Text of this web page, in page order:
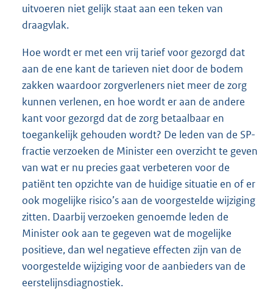
uitvoeren niet gelijk staat aan een teken van
draagvlak.
Hoe wordt er met een vrij tarief voor gezorgd dat
aan de ene kant de tarieven niet door de bodem
zakken waardoor zorgverleners niet meer de zorg
kunnen verlenen, en hoe wordt er aan de andere
kant voor gezorgd dat de zorg betaalbaar en
toegankelijk gehouden wordt? De leden van de SP-
fractie verzoeken de Minister een overzicht te geven
van wat er nu precies gaat verbeteren voor de
patiënt ten opzichte van de huidige situatie en of er
ook mogelijke risico’s aan de voorgestelde wijziging
zitten. Daarbij verzoeken genoemde leden de
Minister ook aan te gegeven wat de mogelijke
positieve, dan wel negatieve effecten zijn van de
voorgestelde wijziging voor de aanbieders van de
eerstelijnsdiagnostiek.